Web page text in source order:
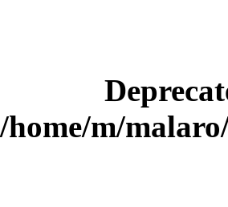
/home/m/